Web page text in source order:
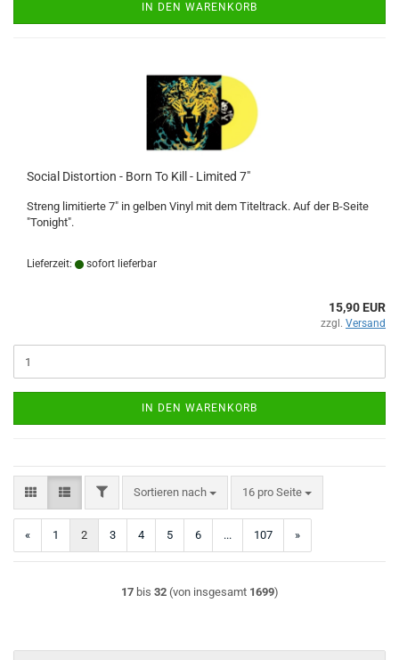
IN DEN WARENKORB
Social Distortion - Born To Kill - Limited 7"
Streng limitierte 7" in gelben Vinyl mit dem Titeltrack. Auf der B-Seite
"Tonight".
Lieferzeit: sofort lieferbar
15,90 EUR
zzgl. Versand
IN DEN WARENKORB
FILTERSortieren nach
Sortieren nach 16 pro Seite
pro Seite
« 1 2 3 4 5 6 ... 107 »
17bis 32(von insgesamt 1699)